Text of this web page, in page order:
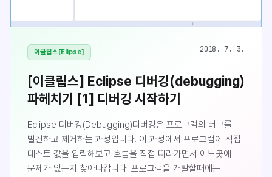
이클립스[Elipse] 2018. 7. 3.
[이클립스] Eclipse 디버깅(debugging)
파헤치기 [1] 디버깅 시작하기
Eclipse 디버깅(Debugging)디버깅은 프로그램의 버그를
발견하고 제거하는 과정입니다. 이 과정에서 프로그램에 직접
테스트 값을 입력해보고 흐름을 직접 따라가면서 어느곳에
문제가 있는지 찾아나갑니다. 프로그램을 개발할때에는